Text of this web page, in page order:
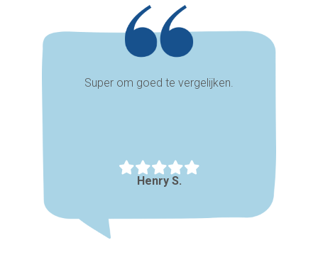
Super om goed te vergelijken.
Henry S.